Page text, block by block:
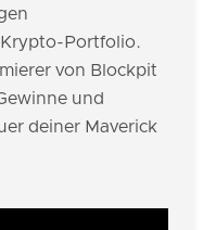
Portfolio.
von Blockpit
und
deiner Maverick